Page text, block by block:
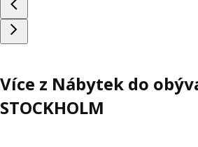
Více z Nábytek do
STOCKHOLM